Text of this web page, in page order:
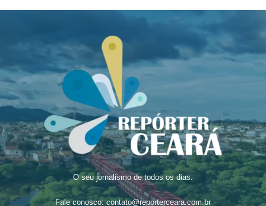
O seu jornalismo de todos os dias.
Fale conosco: contato@reporterceara.com.br